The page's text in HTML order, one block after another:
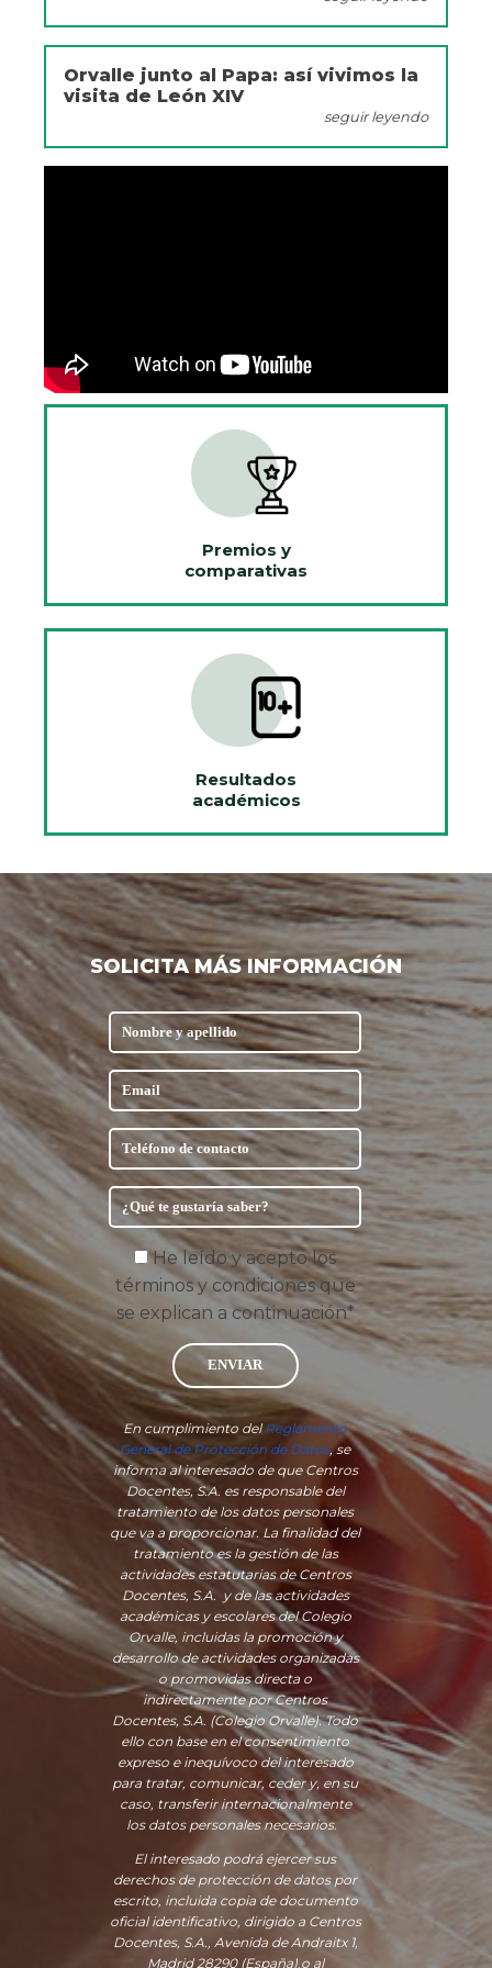
Orvalle junto al Papa: así vivimos la
visita de León XIV
seguir leyendo
Premios y
comparativas
Resultados
académicos
SOLICITA MÁS INFORMACIÓN
He leído y acepto los
términos y condiciones que
se explican a continuación*
ENVIAR
En cumplimiento delReglamento
General de Protección de Datos, se
informa al interesado de que Centros
Docentes, S.A. es responsable del
tratamiento de los datos personales
que va a proporcionar. La finalidad del
tratamiento es la gestión de las
actividades estatutarias de Centros
Docentes, S.A. y de las actividades
académicas y escolares del Colegio
Orvalle, incluidas la promoción y
desarrollo de actividades organizadas
o promovidas directa o
indirectamente por Centros
Docentes, S.A. (Colegio Orvalle). Todo
ello con base en el consentimiento
expreso e inequívoco del interesado
para tratar, comunicar, ceder y, en su
caso, transferir internacionalmente
los datos personales necesarios.
El interesado podrá ejercer sus
derechos de protección de datos por
escrito, incluida copia de documento
oficial identificativo, dirigido a Centros
Docentes, S.A., Avenida de Andraitx 1,
Madrid 28290 (España),o al